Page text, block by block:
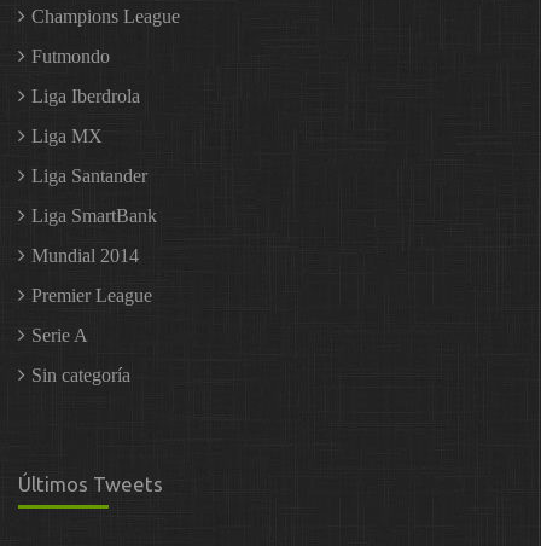
Champions League
Futmondo
Liga Iberdrola
Liga MX
Liga Santander
Liga SmartBank
Mundial 2014
Premier League
Serie A
Sin categoría
Últimos Tweets